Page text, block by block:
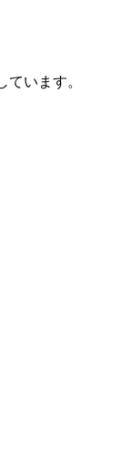
います。